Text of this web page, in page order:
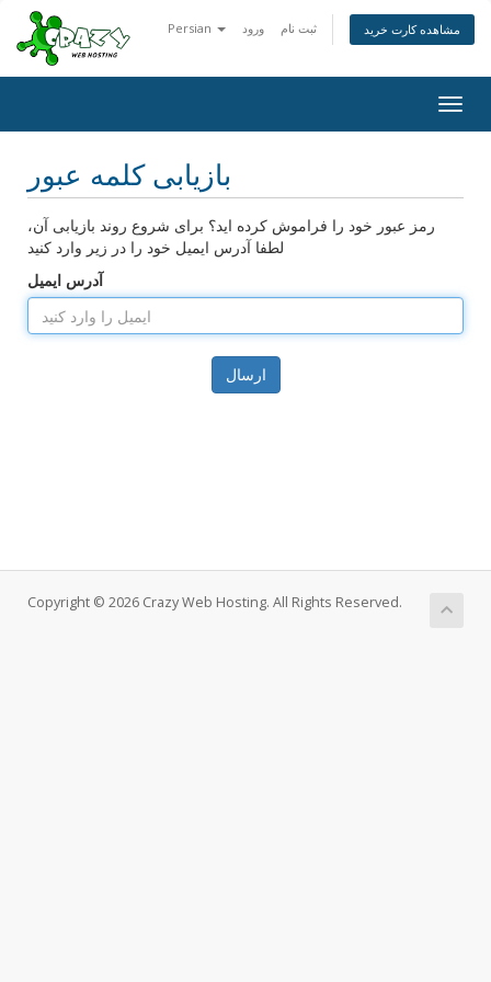
Persian ورود ثبت نام مشاهده کارت خرید
بازیابی کلمه عبور
رمز عبور خود را فراموش کرده اید؟ برای شروع روند بازیابی آن،
لطفا آدرس ایمیل خود را در زیر وارد کنید
آدرس ایمیل
ارسال
Copyright © 2026 Crazy Web Hosting. All Rights Reserved.